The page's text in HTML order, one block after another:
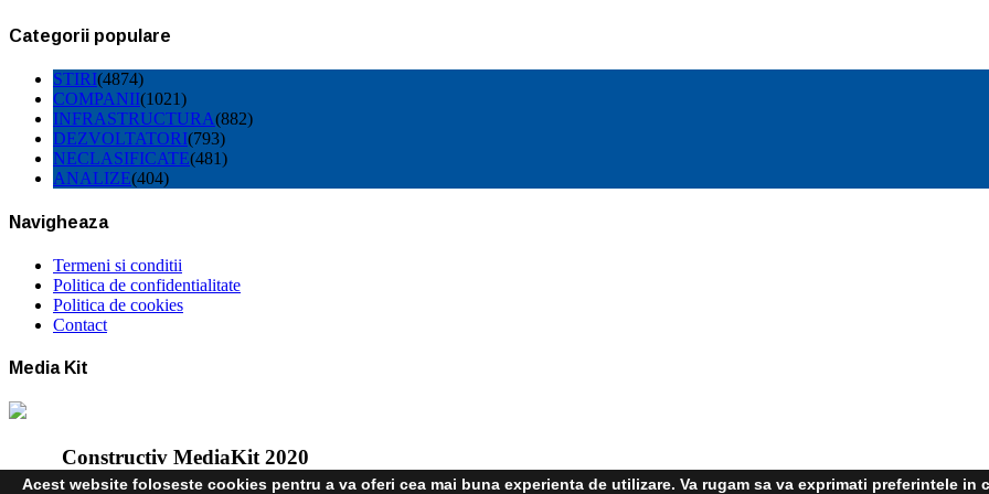
Categorii populare
STIRI(4874)
COMPANII(1021)
INFRASTRUCTURA(882)
DEZVOLTATORI(793)
NECLASIFICATE(481)
ANALIZE(404)
Navigheaza
Termeni si conditii
Politica de confidentialitate
Politica de cookies
Contact
Media Kit
Constructiv MediaKit 2020
Acest website foloseste cookies pentru a va oferi cea mai buna experienta de utilizare. Va rugam sa va exprimati preferintele in